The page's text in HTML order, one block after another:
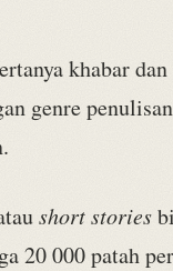
khabar
genre
short stories
20 000 patah